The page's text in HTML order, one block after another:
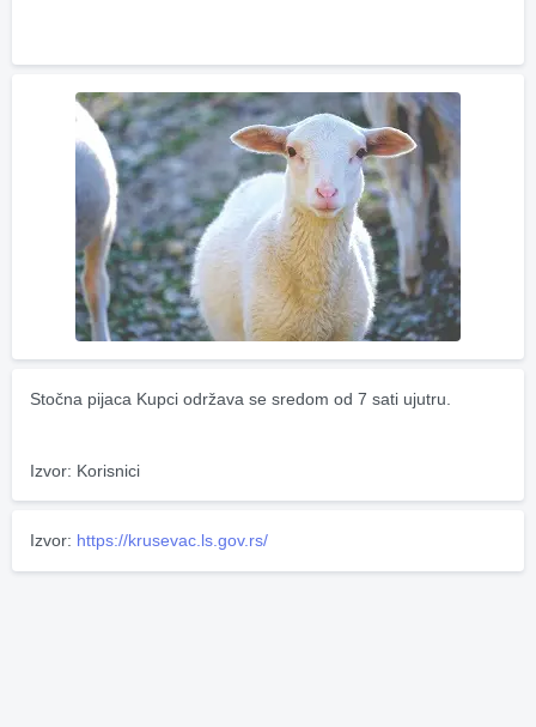
Stočna pijaca Kupci održava se sredom od 7 sati ujutru.
Izvor: Korisnici
Izvor: https://krusevac.ls.gov.rs/